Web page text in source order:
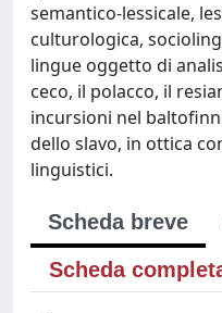
semantico-lessicale,
culturologica,
lingue oggetto di
ceco, il polacco, il
incursioni nel
dello slavo, in ottica
linguistici.
Scheda breve
Scheda